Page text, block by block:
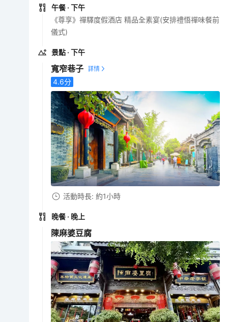
午餐 · 下午
《尊享》禪驛度假酒店 精品全素宴(安排禮悟禪味餐前
儀式)
景點 · 下午
寬窄巷子
4.6分
活動時長: 約1小時
晚餐 · 晚上
陳麻婆豆腐